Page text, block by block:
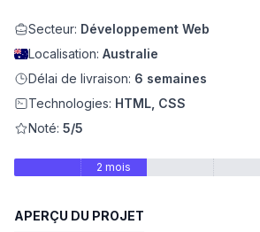
Secteur: Développement Web
Localisation: Australie
Délai de livraison: 6 semaines
Technologies: HTML, CSS
Noté: 5/5
2 mois
APERÇU DU PROJET